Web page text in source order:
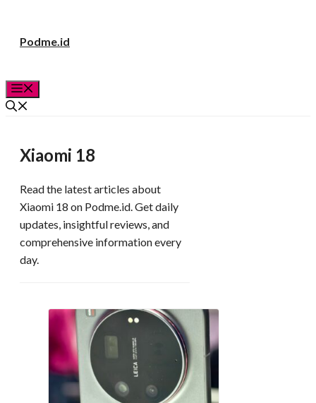
Podme.id
Xiaomi 18
Read the latest articles about
Xiaomi 18 on Podme.id. Get daily
updates, insightful reviews, and
comprehensive information every
day.